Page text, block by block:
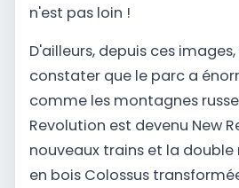
n'est pas loin !
D'ailleurs, depuis ces
constater que le parc a
comme les montagnes
Revolution est devenu New
nouveaux trains et la
en bois Colossus